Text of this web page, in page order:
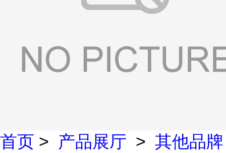
首页 > 产品展厅 > 其他品牌